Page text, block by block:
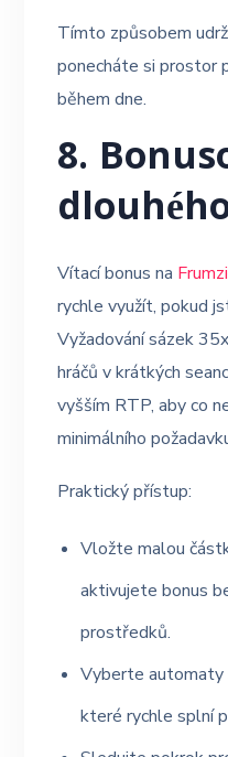
Tímto způsobem
ponecháte si prostor
během dne.
8.
Vítací bonus na Frumzi
rychle využít, pokud
Vyžadování sázek
hráčů v krátkých
vyšším RTP, aby co
minimálního
Praktický přístup:
Vložte malou
aktivujete bonus
prostředků.
Vyberte automaty
které rychle splní